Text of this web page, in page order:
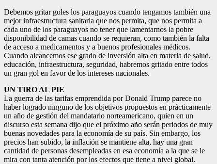
Debemos gritar goles los paraguayos cuando tengamos también una
mejor infraestructura sanitaria que nos permita, que nos permita a
cada uno de los paraguayos no tener que lamentarnos la pobre
disponibilidad de camas cuando se requieran, como también la falta
de acceso a medicamentos y a buenos profesionales médicos.
Cuando alcancemos ese grado de inversión alta en materia de salud,
educación, infraestructura, seguridad, habremos gritado entre todos
un gran gol en favor de los intereses nacionales.
UN TIRO AL PIE
La guerra de las tarifas emprendida por Donald Trump parece no
haber logrado ninguno de los objetivos propuestos en prácticamente
un año de gestión del mandatario norteamericano, quien en un
discurso esta semana dijo que el próximo año serán periodos de muy
buenas novedades para la economía de su país. Sin embargo, los
precios han subido, la inflación se mantiene alta, hay una gran
cantidad de personas desempleadas en esa economía a la que se le
mira con tanta atención por los efectos que tiene a nivel global.